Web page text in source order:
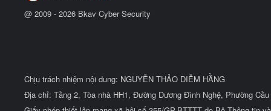
@ 2009 - 2026 Bkav Cyber Security
Chịu trách nhiệm nội dung: NGUYỄN THẢO DIỄM HẰNG
Địa chỉ: Tầng 2, Tòa nhà HH1, Đường Dương Đình Nghệ, Phường